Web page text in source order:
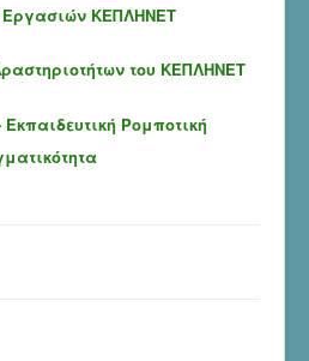
Εργασιών ΚΕΠΛΗΝΕΤ
του ΚΕΠΛΗΝΕΤ
Ρομποτική